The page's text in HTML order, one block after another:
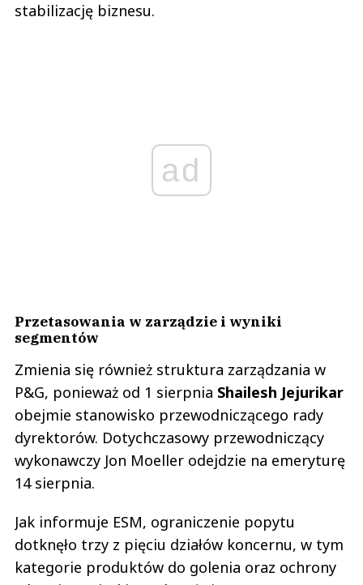
stabilizację biznesu.
ad
Przetasowania w zarządzie i wyniki
segmentów
Zmienia się również struktura zarządzania w
P&G, ponieważ od 1 sierpnia Shailesh Jejurikar
obejmie stanowisko przewodniczącego rady
dyrektorów. Dotychczasowy przewodniczący
wykonawczy Jon Moeller odejdzie na emeryturę
14 sierpnia.
Jak informuje ESM, ograniczenie popytu
dotknęło trzy z pięciu działów koncernu, w tym
kategorie produktów do golenia oraz ochrony